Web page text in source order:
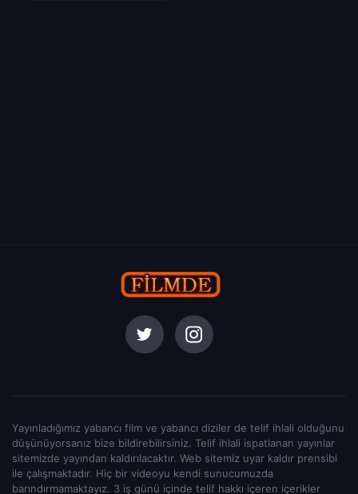
Yayınladığımız yabancı film ve yabancı diziler de telif ihlali olduğunu
düşünüyorsanız bize bildirebilirsiniz. Telif ihlali ispatlanan yayınlar
sitemizde yayından kaldırılacaktır. Web sitemiz uyar kaldır prensibi
ile çalışmaktadır. Hiç bir videoyu kendi sunucumuzda
barındırmamaktayız. 3 iş günü içinde telif hakkı içeren içerikler